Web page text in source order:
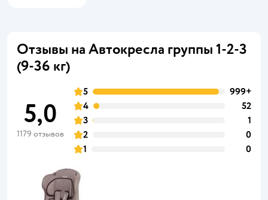
Отзывы на Автокресла группы 1-2-3
(9-36 кг)
5,0
1179 отзывов
5
999+
4
52
3
1
2
0
1
0